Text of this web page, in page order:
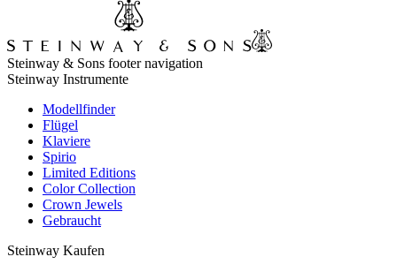
Steinway & Sons footer navigation
Steinway Instrumente
Modellfinder
Flügel
Klaviere
Spirio
Limited Editions
Color Collection
Crown Jewels
Gebraucht
Steinway Kaufen